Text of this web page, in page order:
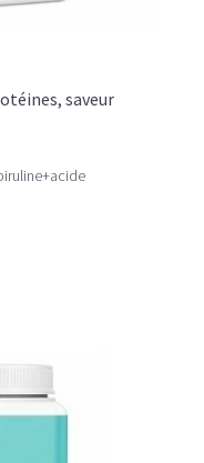
saveur